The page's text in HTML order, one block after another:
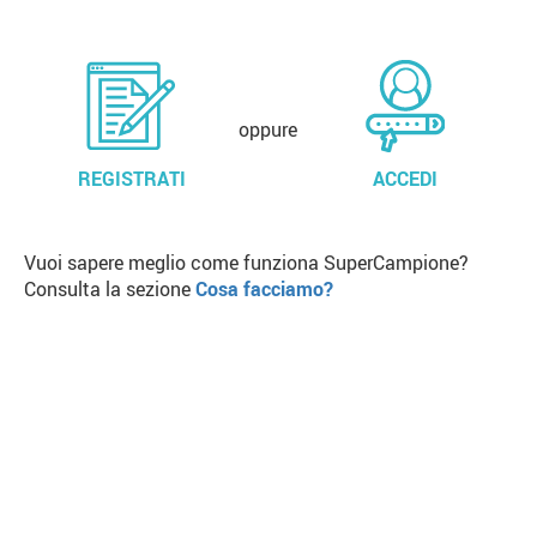
REGISTRATI
oppure
ACCEDI
Vuoi sapere meglio come funziona SuperCampione?
Consulta la sezioneCosa facciamo?